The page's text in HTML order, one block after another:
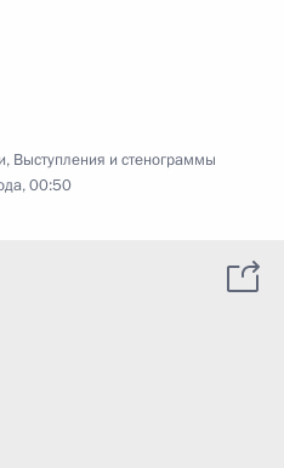
, Выступления и стенограммы
00:50